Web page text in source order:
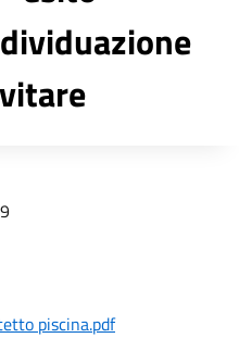
piscina.pdf